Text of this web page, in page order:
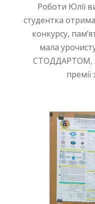
Роботи Юлії
студентка
конкурсу,
мала
СТОДДАРТОМ,
премії